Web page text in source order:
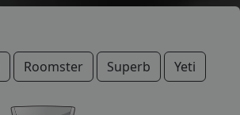
Roomster Superb Yeti